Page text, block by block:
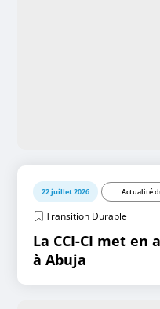
22 juillet 2026 Actualité
Transition Durable
La CCI-CI met
à Abuja